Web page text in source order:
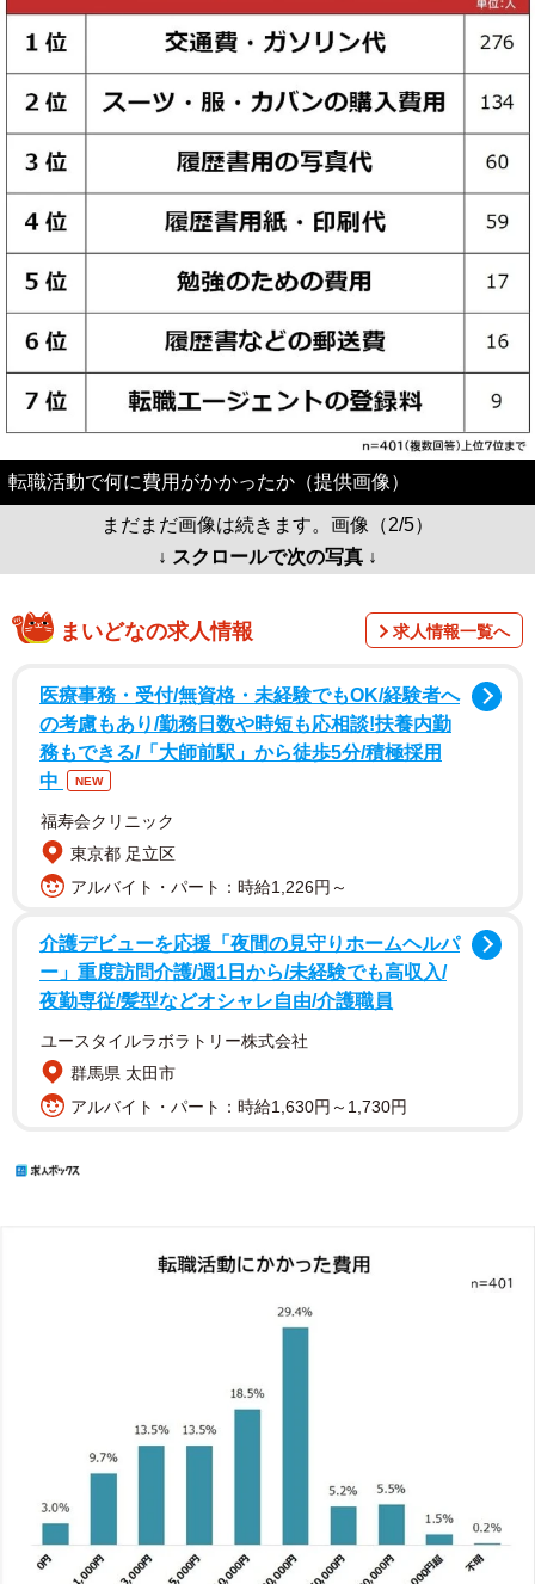
転職活動で何に費用がかかったか（提供画像）
まだまだ画像は続きます。画像（2/5）
↓ スクロールで次の写真 ↓
まいどなの求人情報 求人情報一覧へ
医療事務・受付/無資格・未経験でもOK/経験者へ
の考慮もあり/勤務日数や時短も応相談!扶養内勤
務もできる/「大師前駅」から徒歩5分/積極採用
中
NEW
福寿会クリニック
東京都 足立区
アルバイト・パート：時給1,226円～
介護デビューを応援「夜間の見守りホームヘルパ
ー」重度訪問介護/週1日から/未経験でも高収入/
夜勤専従/髪型などオシャレ自由/介護職員
ユースタイルラボラトリー株式会社
群馬県 太田市
アルバイト・パート：時給1,630円～1,730円